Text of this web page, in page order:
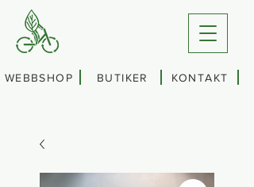
WEBBSHOP BUTIKER KONTAKT